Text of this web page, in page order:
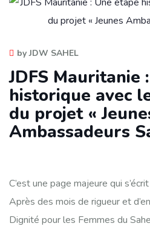
by JDW SAHEL
JDFS Mauritanie
historique avec
du projet «
Ambassadeurs
C’est une page majeure qui
Après des mois de rigueur et
Dignité pour les Femmes du